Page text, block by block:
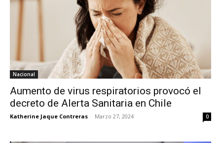
Nacional
Aumento de virus respiratorios provocó el
decreto de Alerta Sanitaria en Chile
Katherine Jaque Contreras - Marzo 27, 2024 0